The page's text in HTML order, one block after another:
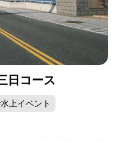
日コース
上イベント